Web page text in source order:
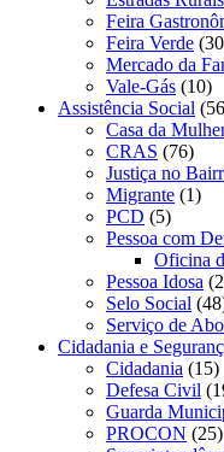
Feira
Feira Verde
Mercado da
Vale-Gás (10)
Assistência Social
Casa da
CRAS (76)
Justiça no
Migrante (1)
PCD (5)
Pessoa com
Oficina
Pessoa Idosa
Selo Social
Serviço de
Cidadania e
Cidadania (15)
Defesa Civil
Guarda
PROCON (25)